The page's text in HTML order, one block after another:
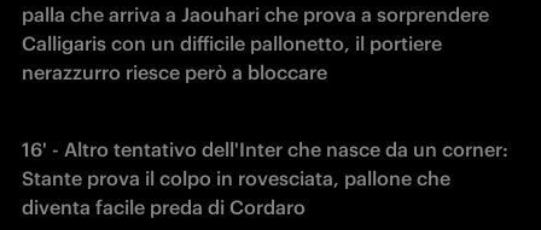
palla che arriva a Jaouhari che prova a sorprendere
Calligaris con un difficile pallonetto, il portiere
nerazzurro riesce però a bloccare
16' - Altro tentativo dell'Inter che nasce da un corner:
Stante prova il colpo in rovesciata, pallone che
diventa facile preda di Cordaro